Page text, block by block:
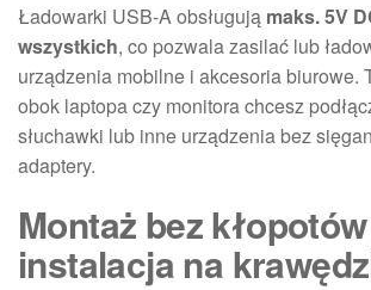
Ładowarki USB-A obsługują maks. 5V
wszystkich, co pozwala zasilać lub
urządzenia mobilne i akcesoria biurowe.
obok laptopa czy monitora chcesz
słuchawki lub inne urządzenia bez
adaptery.
Montaż bez
instalacja na